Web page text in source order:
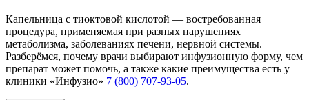
Капельница с тиоктовой кислотой — востребованная
процедура, применяемая при разных нарушениях
метаболизма, заболеваниях печени, нервной системы.
Разберёмся, почему врачи выбирают инфузионную форму, чем
препарат может помочь, а также какие преимущества есть у
клиники «Инфузио» 7 (800) 707-93-05.